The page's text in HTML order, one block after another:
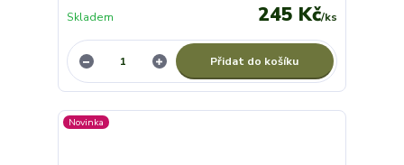
245 Kč/ks
Skladem
Přidat do košíku
Novinka